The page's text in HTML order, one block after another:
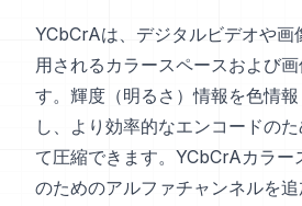
YCbCrAは、デジタルビデオや画
用されるカラースペースおよび
す。輝度（明るさ）情報を色情
し、より効率的なエンコードの
て圧縮できます。YCbCrAカラー
のためのアルファチャンネルを